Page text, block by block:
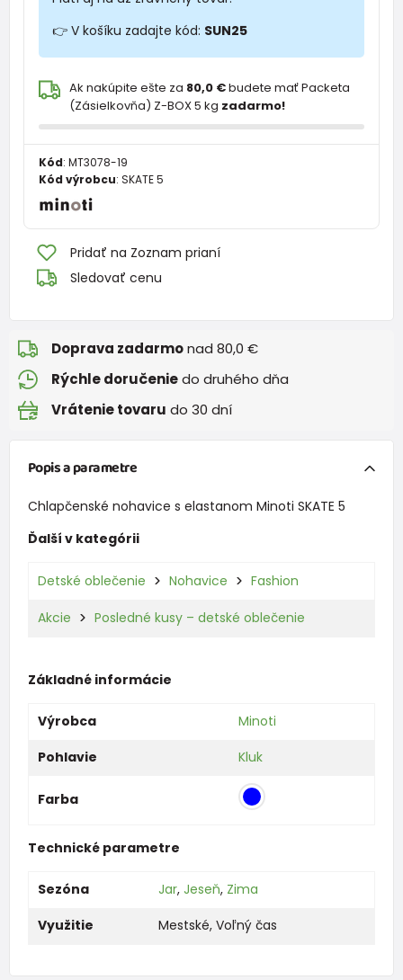
👉 V košíku zadajte kód: SUN25
Ak nakúpite ešte za 80,0 €budete mať Packeta
(Zásielkovňa) Z-BOX 5 kg zadarmo!
Kód: MT3078-19
Kód výrobcu: SKATE 5
Pridať na Zoznam prianí
Sledovať cenu
Doprava zadarmonad 80,0 €
Rýchle doručeniedo druhého dňa
Vrátenie tovaru do 30 dní
Popis a parametre
Chlapčenské nohavice s elastanom Minoti SKATE 5
Ďalší v kategórii
Detské oblečenie Nohavice Fashion
Akcie Posledné kusy – detské oblečenie
Základné informácie
Výrobca
Minoti
Pohlavie
Kluk
Farba
Technické parametre
Sezóna Jar, Jeseň, Zima
Využitie
Mestské, Voľný čas